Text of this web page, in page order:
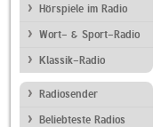
Hörspiele im Radio
Wort- & Sport-Radio
Klassik-Radio
Radiosender
Beliebteste Radios